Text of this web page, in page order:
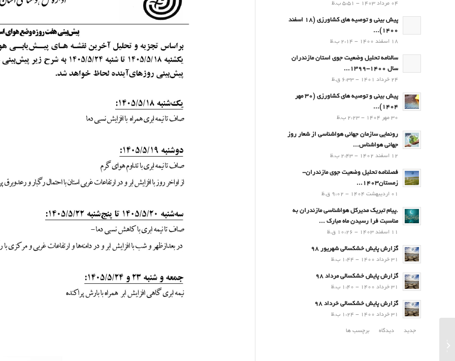
04 مرداد 1403 - 5:51 ب.ظ
پیش بینی و توصیه های کشاورزی (18 اسفند
1400)...
18 اسفند 1400 - 2:14 ب.ظ
سالنامه تحلیل وضعیت جوی استان مازندران
سال 1400-1399...
24 خرداد 1401 - 6:33 ق.ظ
پیش بینی و توصیه های کشاورزی (30 مهر
۱۴۰۴)...
30 مهر 1404 - 2:23 ب.ظ
رونمایی سازمان جهانی هواشناسی از شعار روز
جهانی هواشناس...
12 اسفند 1402 - 2:43 ب.ظ
فصلنامه تحلیل وضعیت جوی مازندران-
زمستان۱۴۰۳...
01 اردیبهشت 1404 - 9:02 ق.ظ
.پيام تبريك مدیرکل هواشناسی مازندران به
مناسبت فرا رسيدن ماه مبارك ...
11 اسفند 1403 - 10:26 ق.ظ
گزارش پایش خشکسالی شهریور 98
31 خرداد 1400 - 1:44 ب.ظ
گزارش پایش خشکسالی مرداد 98
31 خرداد 1400 - 1:40 ب.ظ
گزارش پایش خشکسالی خرداد 98
31 خرداد 1400 - 1:24 ب.ظ
جدید دیدگاه برچسب ها
مرداد 1405...